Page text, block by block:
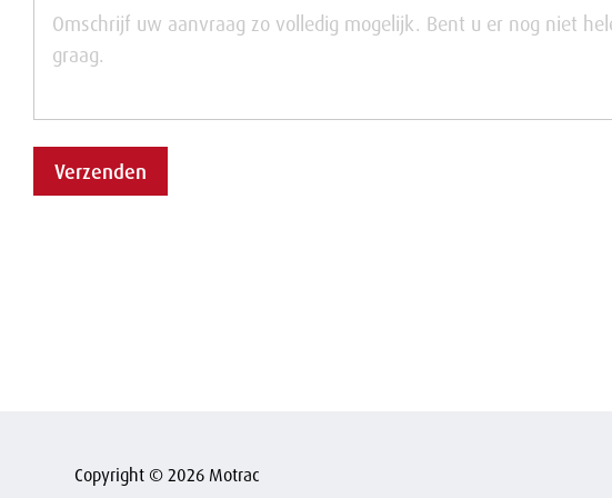
Verzenden
Copyright © 2026 Motrac